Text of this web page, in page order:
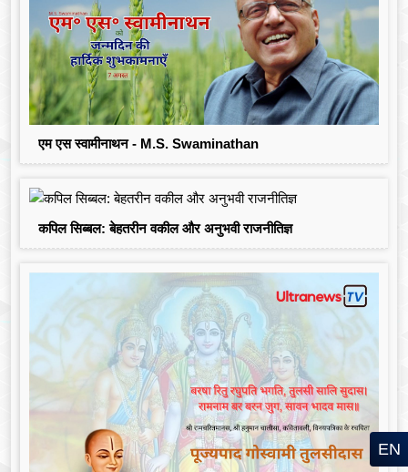
एम एस स्वामीनाथन - M.S. Swaminathan
कपिल सिब्बल: बेहतरीन वकील और अनुभवी राजनीतिज्ञ
EN